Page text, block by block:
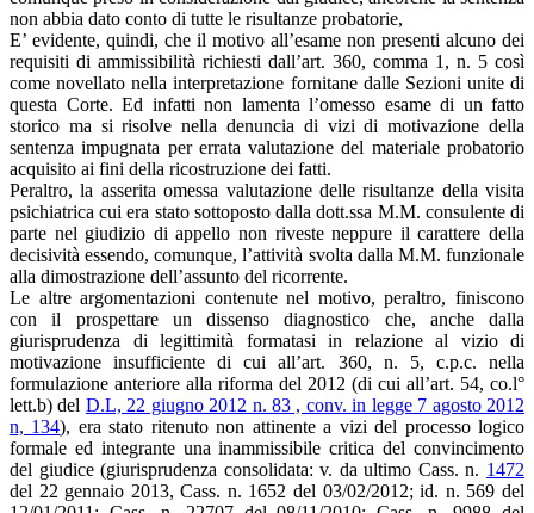
non abbia dato conto di tutte le risultanze probatorie,
E’ evidente, quindi, che il motivo all’esame non presenti alcuno dei
requisiti di ammissibilità richiesti dall’art. 360, comma 1, n. 5 così
come novellato nella interpretazione fornitane dalle Sezioni unite di
questa Corte. Ed infatti non lamenta l’omesso esame di un fatto
storico ma si risolve nella denuncia di vizi di motivazione della
sentenza impugnata per errata valutazione del materiale probatorio
acquisito ai fini della ricostruzione dei fatti.
Peraltro, la asserita omessa valutazione delle risultanze della visita
psichiatrica cui era stato sottoposto dalla dott.ssa M.M. consulente di
parte nel giudizio di appello non riveste neppure il carattere della
decisività essendo, comunque, l’attività svolta dalla M.M. funzionale
alla dimostrazione dell’assunto del ricorrente.
Le altre argomentazioni contenute nel motivo, peraltro, finiscono
con il prospettare un dissenso diagnostico che, anche dalla
giurisprudenza di legittimità formatasi in relazione al vizio di
motivazione insufficiente di cui all’art. 360, n. 5, c.p.c. nella
formulazione anteriore alla riforma del 2012 (di cui all’art. 54, co.l°
lett.b) del D.L, 22 giugno 2012 n. 83 , conv. in legge 7 agosto 2012
n, 134), era stato ritenuto non attinente a vizi del processo logico
formale ed integrante una inammissibile critica del convincimento
del giudice (giurisprudenza consolidata: v. da ultimo Cass. n. 1472
del 22 gennaio 2013, Cass. n. 1652 del 03/02/2012; id. n. 569 del